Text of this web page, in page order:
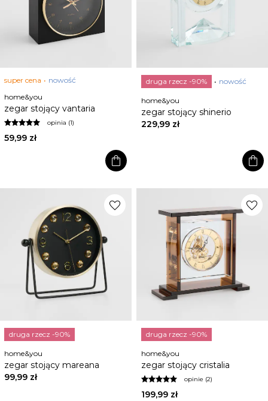
super cena
nowość
home&you
zegar stojący vantaria
opinia (1)
59,99 zł
shopping_bag
druga rzecz -90% nowość
home&you
zegar stojący shinerio
229,99 zł
shopping_bag
favorite
druga rzecz -90%
home&you
zegar stojący mareana
99,99 zł
favorite
druga rzecz -90%
home&you
zegar stojący cristalia
opinie (2)
199,99 zł